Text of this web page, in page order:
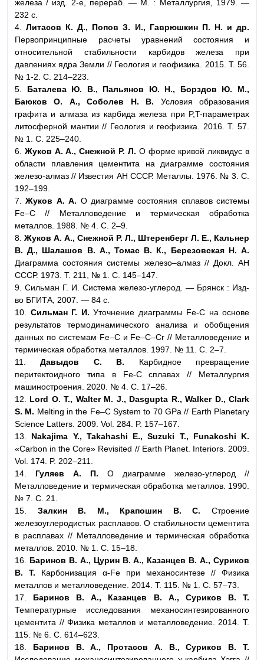
железа / изд. 2-е, перераб. — М. : Металлургия, 1979. —
232 с.
4.Литасов К. Д., Попов З. И., Гаврюшкин П. Н. и др.
Первопринципные расчеты уравнений состояния и
относительной стабильности карбидов железа при
давлениях ядра Земли // Геология и геофизика. 2015. Т. 56.
№ 1-2. С. 214–223.
5. Баталева Ю. В., Пальянов Ю. Н., Борздов Ю. М.,
Баюков О. А., Соболев Н. В. Условия образования
графита и алмаза из карбида железа при P,T-параметрах
литосферной мантии // Геология и геофизика. 2016. Т. 57.
№ 1. С. 225–240.
6. Жуков А. А., Снежной Р. Л. О форме кривой ликвидус в
области плавления цементита на диаграмме состояния
железо-алмаз // Известия АН СССР. Металлы. 1976. № 3. С.
192–199.
7.Жуков А. А. О диаграмме состояния сплавов системы
Fe–C // Металловедение и термическая обработка
металлов. 1988. № 4. С. 2–9.
8. Жуков А. А., Снежной Р. Л., Штеренберг Л. Е., Кальнер
В. Д., Шалашов В. А., Томас В. К., Березовская Н. А.
Диаграмма состояния системы железо–алмаз // Докл. АН
СССР. 1973. Т. 211, № 1. С. 145–147.
9. Сильман Г. И. Система железо-углерод. — Брянск : Изд-
во БГИТА, 2007. — 84 с.
10. Сильман Г. И. Уточнение диаграммы Fe-С на основе
результатов термодинамического анализа и обобщения
данных по системам Fe–C и Fe–C–Cr // Металловедение и
термическая обработка металлов. 1997. № 11. С. 2–7.
11.Давыдов С. В. Карбидное превращение
перитектоидного типа в Fe-C сплавах // Металлургия
машиностроения. 2020. № 4. С. 17–26.
12.
Lord O. T., Walter M. J., Dasgupta R., Walker D., Clark
S. M. Melting in the Fe–C System to 70 GPa // Earth Planetary
Science Latters. 2009. Vol. 284. P. 157–167.
13. Nakajima Y., Takahashi E., Suzuki T., Funakoshi K.
«Carbon in the Core» Revisited // Earth Planet. Interiors. 2009.
Vol. 174. P. 202–211.
14. Гуляев А. П. О диаграмме железо-углерод //
Металловедение и термическая обработка металлов. 1990.
№ 7. С. 21.
15.
Залкин В. М., Крапошин В. С. Строение
железоуглеродистых расплавов. О стабильности цементита
в расплавах // Металловедение и термическая обработка
металлов. 2010. № 1. С. 15–18.
16. Баринов В. А., Цурин В. А., Казанцев В. А., Суриков
В. Т. Карбонизация α-Fe при механосинтезе // Физика
металлов и металловедение. 2014. Т. 115. № 1. С. 57–73.
17.
Баринов В. А., Казанцев В. А., Суриков В. Т.
Температурные исследования механосинтезированного
цементита // Физика металлов и металловедение. 2014. Т.
115. № 6. С. 614–623.
18.
Баринов В. А., Протасов А. В., Суриков В. Т.